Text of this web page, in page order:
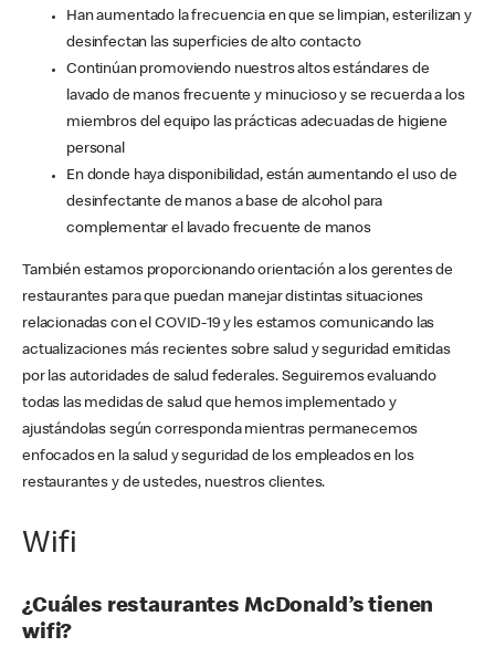
Han aumentado la frecuencia en que se limpian, esterilizan y
desinfectan las superficies de alto contacto
Continúan promoviendo nuestros altos estándares de
lavado de manos frecuente y minucioso y se recuerda a los
miembros del equipo las prácticas adecuadas de higiene
personal
En donde haya disponibilidad, están aumentando el uso de
desinfectante de manos a base de alcohol para
complementar el lavado frecuente de manos
También estamos proporcionando orientación a los gerentes de
restaurantes para que puedan manejar distintas situaciones
relacionadas con el COVID-19 y les estamos comunicando las
actualizaciones más recientes sobre salud y seguridad emitidas
por las autoridades de salud federales. Seguiremos evaluando
todas las medidas de salud que hemos implementado y
ajustándolas según corresponda mientras permanecemos
enfocados en la salud y seguridad de los empleados en los
restaurantes y de ustedes, nuestros clientes.
Wifi
¿Cuáles restaurantes McDonald’s tienen
wifi?